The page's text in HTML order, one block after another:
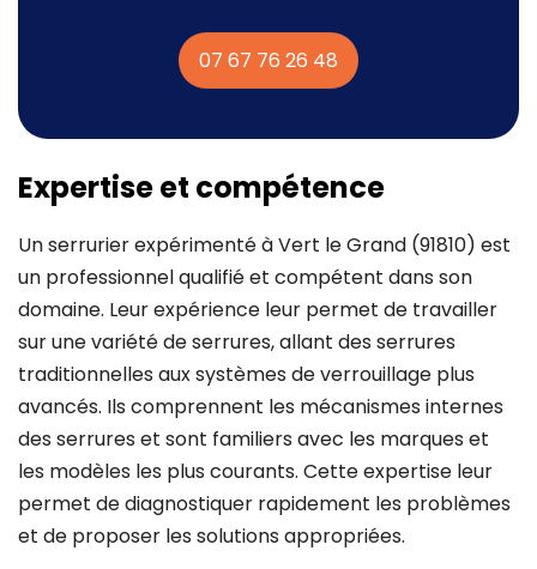
07 67 76 26 48
Expertise et compétence
Un serrurier expérimenté à Vert le Grand (91810) est
un professionnel qualifié et compétent dans son
domaine. Leur expérience leur permet de travailler
sur une variété de serrures, allant des serrures
traditionnelles aux systèmes de verrouillage plus
avancés. Ils comprennent les mécanismes internes
des serrures et sont familiers avec les marques et
les modèles les plus courants. Cette expertise leur
permet de diagnostiquer rapidement les problèmes
et de proposer les solutions appropriées.